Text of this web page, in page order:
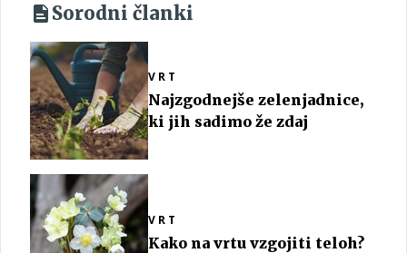
Sorodni članki
VRT
Najzgodnejše zelenjadnice,
ki jih sadimo že zdaj
VRT
Kako na vrtu vzgojiti teloh?